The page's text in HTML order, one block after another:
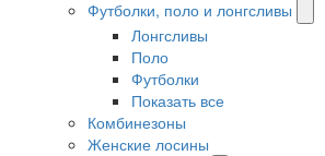
Футболки, поло и лонгсливы
Лонгсливы
Поло
Футболки
Показать все
Комбинезоны
Женские лосины